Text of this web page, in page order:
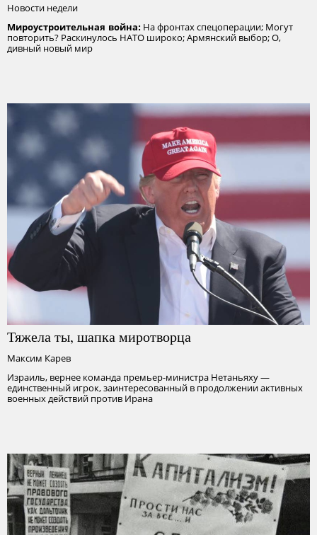
Новости недели
Мироустроительная война: На фронтах спецоперации; Могут
повторить? Раскинулось НАТО широко; Армянский выбор; О,
дивный новый мир
Тяжела ты, шапка миротворца
Максим Карев
Израиль, вернее команда премьер-министра Нетаньяху —
единственный игрок, заинтересованный в продолжении активных
военных действий против Ирана